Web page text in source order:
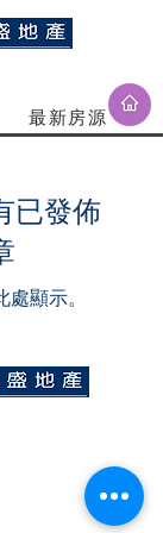
最新房源
已發佈
顯示。